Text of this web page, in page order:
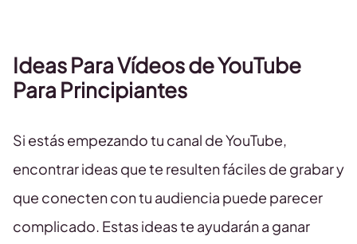
Ideas Para Vídeos de YouTube
Para Principiantes
Si estás empezando tu canal de YouTube,
encontrar ideas que te resulten fáciles de grabar y
que conecten con tu audiencia puede parecer
complicado. Estas ideas te ayudarán a ganar